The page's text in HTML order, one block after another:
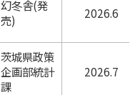
幻冬舎(発
売)
2026.6
茨城県政策
企画部統計
課
2026.7